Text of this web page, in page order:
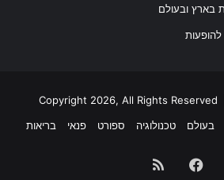
בעולם טכנולוגיה ספורט פנאי בריאות
Facebook